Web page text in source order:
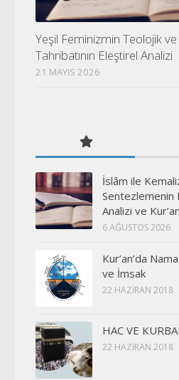
Yeşil Feminizmin Teolojik
Tahribatının Eleştirel Analizi
21 MAYIS 2026
İslâm ile
Sentezlemenin
Analizi ve
6 AĞUSTOS 2026
Kur’an’da
ve İmsak
22 HAZIRAN 2018
HAC VE
22 HAZIRAN 2018